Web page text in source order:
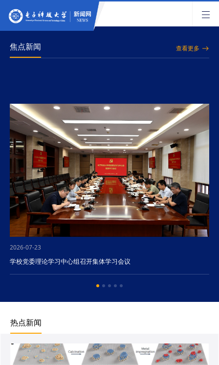
焦点新闻 查看更多
2026-07-23
学校党委理论学习中心组召开集体学习会议
热点新闻